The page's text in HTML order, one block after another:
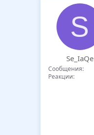
S
Se_IaQe
Сообщения
Реакции